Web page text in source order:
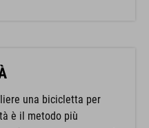
una bicicletta per
è il metodo più